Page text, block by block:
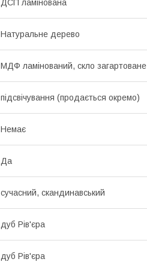
ДСП ламінована
Натуральне дерево
МДФ ламінований, скло загартоване
підсвічування (продається окремо)
Немає
Да
сучасний, скандинавський
дуб Рів'єра
дуб Рів'єра